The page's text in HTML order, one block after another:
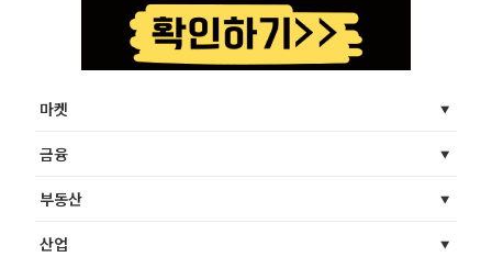
마켓
금융
부동산
산업